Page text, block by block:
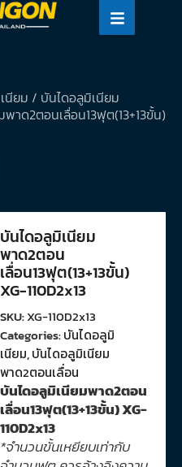
นียม / บันไดอลูมิเนียม
าด2ตอนเลื่อน13ฟุต(13+13ขั้น)
บันไดอลูมิเนียม
พาด2ตอน
เลื่อน13ฟุต(13+13ขั้น)
XG-110D2x13
SKU:XG-110D2x13
Categories:บันไดอลูมิ
เนียม,บันไดอลูมิเนียม
พาด2ตอนเลื่อน
บันไดอลูมิเนียมพาด2ตอน
เลื่อน13ฟุต(13+13ขั้น) XG-
110D2x13
*จำนวนขั้นเหยียบเท่ากับ